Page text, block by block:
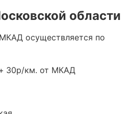
области
осуществляется по
30р/км. от МКАД